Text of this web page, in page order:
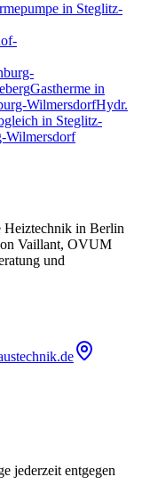
in Steglitz-
Gastherme in
WilmersdorfHydr.
in Steglitz-
Wilmersdorf
Heiztechnik in Berlin
Vaillant, OVUM
und
jederzeit entgegen